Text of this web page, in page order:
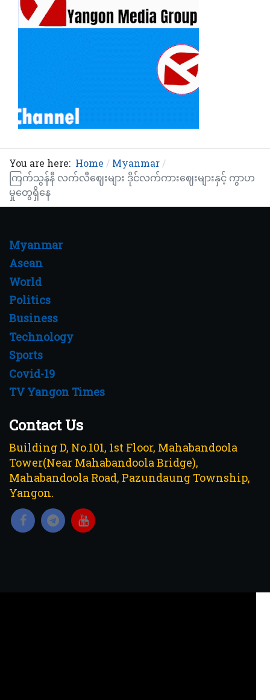
You are here: Home
Myanmar
ကြက်သွန်နီ လက်လီဈေးများ ဒိုင်လက်ကားဈေးများနှင့် ကွာဟ
မှုတွေရှိနေ
Myanmar
Asean
World
Politics
Business
Technology
Sports
Covid-19
TV Yangon Times
Contact Us
Building D, No.101, 1st Floor, Mahabandoola
Tower(Near Mahabandoola Bridge),
Mahabandoola Road, Pazundaung Township,
Yangon.